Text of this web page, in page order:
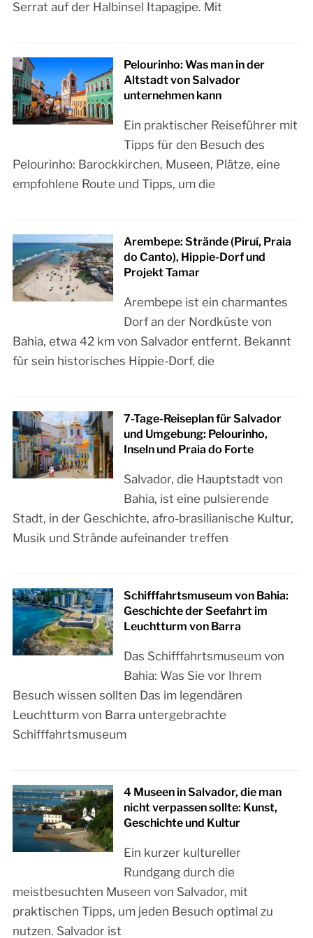
Serrat auf der Halbinsel Itapagipe. Mit
Pelourinho: Was man in der
Altstadt von Salvador
unternehmen kann
Ein praktischer Reiseführer mit
Tipps für den Besuch des
Pelourinho: Barockkirchen, Museen, Plätze, eine
empfohlene Route und Tipps, um die
Arembepe: Strände (Piruí, Praia
do Canto), Hippie-Dorf und
Projekt Tamar
Arembepe ist ein charmantes
Dorf an der Nordküste von
Bahia, etwa 42 km von Salvador entfernt. Bekannt
für sein historisches Hippie-Dorf, die
7-Tage-Reiseplan für Salvador
und Umgebung: Pelourinho,
Inseln und Praia do Forte
Salvador, die Hauptstadt von
Bahia, ist eine pulsierende
Stadt, in der Geschichte, afro-brasilianische Kultur,
Musik und Strände aufeinander treffen
Schifffahrtsmuseum von Bahia:
Geschichte der Seefahrt im
Leuchtturm von Barra
Das Schifffahrtsmuseum von
Bahia: Was Sie vor Ihrem
Besuch wissen sollten Das im legendären
Leuchtturm von Barra untergebrachte
Schifffahrtsmuseum
4 Museen in Salvador, die man
nicht verpassen sollte: Kunst,
Geschichte und Kultur
Ein kurzer kultureller
Rundgang durch die
meistbesuchten Museen von Salvador, mit
praktischen Tipps, um jeden Besuch optimal zu
nutzen. Salvador ist